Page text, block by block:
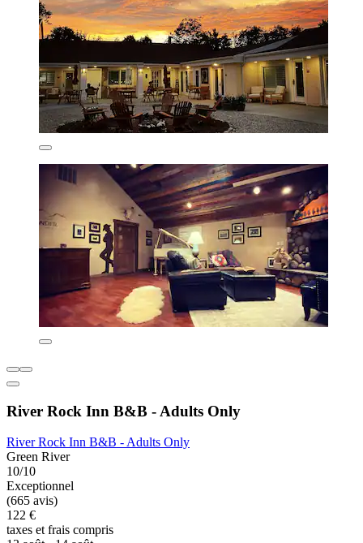
River Rock Inn B&B - Adults Only
River Rock Inn B&B - Adults Only
Green River
10/10
Exceptionnel
(665 avis)
122 €
taxes et frais compris